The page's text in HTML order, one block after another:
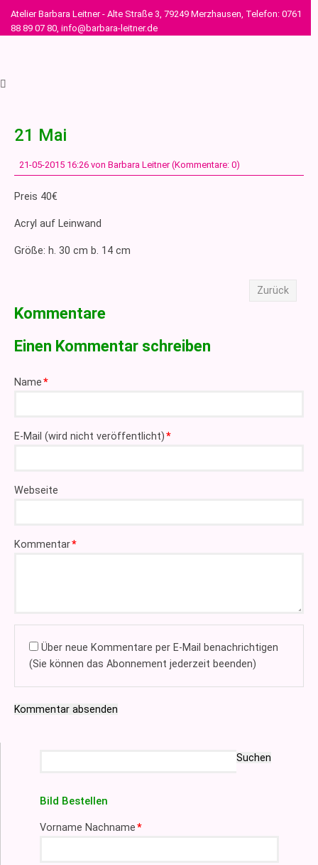
Atelier Barbara Leitner - Alte Straße 3, 79249 Merzhausen, Telefon: 0761
88 89 07 80, info@barbara-leitner.de
21 Mai
21-05-2015 16:26 von Barbara Leitner (Kommentare: 0)
Preis 40€
Acryl auf Leinwand
Größe: h. 30 cm b. 14 cm
Zurück
Kommentare
Einen Kommentar schreiben
Pflichtfeld
Name*
Pflichtfeld
E-Mail (wird nicht veröffentlicht)*
Webseite
Pflichtfeld
Kommentar*
Über neue Kommentare per E-Mail benachrichtigen
(Sie können das Abonnement jederzeit beenden)
Kommentar absenden
Suchen
Bild Bestellen
Pflichtfeld
Vorname Nachname*